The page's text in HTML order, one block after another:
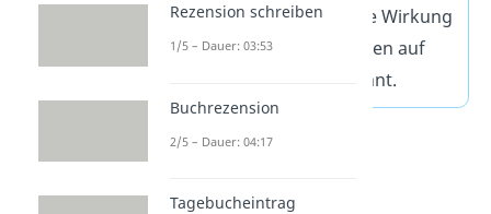
Wohlbefinden und die Wirkung
von positiven Gedanken auf
die Gesundheit bekannt.
Rezension schreiben
1/5 – Dauer: 03:53
Buchrezension
2/5 – Dauer: 04:17
Tagebucheintrag